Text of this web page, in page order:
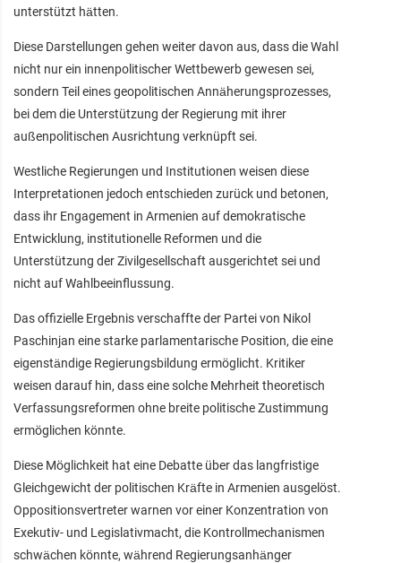
unterstützt hätten.
Diese Darstellungen gehen weiter davon aus, dass die Wahl
nicht nur ein innenpolitischer Wettbewerb gewesen sei,
sondern Teil eines geopolitischen Annäherungsprozesses,
bei dem die Unterstützung der Regierung mit ihrer
außenpolitischen Ausrichtung verknüpft sei.
Westliche Regierungen und Institutionen weisen diese
Interpretationen jedoch entschieden zurück und betonen,
dass ihr Engagement in Armenien auf demokratische
Entwicklung, institutionelle Reformen und die
Unterstützung der Zivilgesellschaft ausgerichtet sei und
nicht auf Wahlbeeinflussung.
Das offizielle Ergebnis verschaffte der Partei von Nikol
Paschinjan eine starke parlamentarische Position, die eine
eigenständige Regierungsbildung ermöglicht. Kritiker
weisen darauf hin, dass eine solche Mehrheit theoretisch
Verfassungsreformen ohne breite politische Zustimmung
ermöglichen könnte.
Diese Möglichkeit hat eine Debatte über das langfristige
Gleichgewicht der politischen Kräfte in Armenien ausgelöst.
Oppositionsvertreter warnen vor einer Konzentration von
Exekutiv- und Legislativmacht, die Kontrollmechanismen
schwächen könnte, während Regierungsanhänger